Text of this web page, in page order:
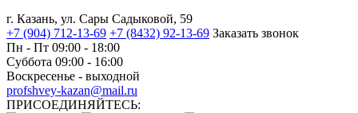
г. Казань, ул. Сары Садыковой, 59
+7 (904) 712-13-69 +7 (8432) 92-13-69 Заказать звонок
Пн - Пт 09:00 - 18:00
Суббота 09:00 - 16:00
Воскресенье - выходной
profshvey-kazan@mail.ru
ПРИСОЕДИНЯЙТЕСЬ: